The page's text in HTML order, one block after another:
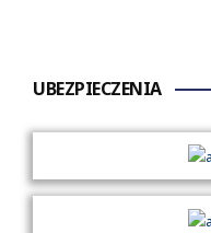
UBEZPIECZENIA